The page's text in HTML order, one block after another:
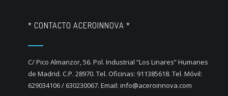
* CONTACTO ACEROINNOVA *
C/ Pico Almanzor, 56. Pol. Industrial “Los Linares” Humanes
de Madrid. C.P. 28970. Tel. Oficinas: 911385618. Tel. Móvil:
629034106 / 630230067. Email: info@aceroinnova.com